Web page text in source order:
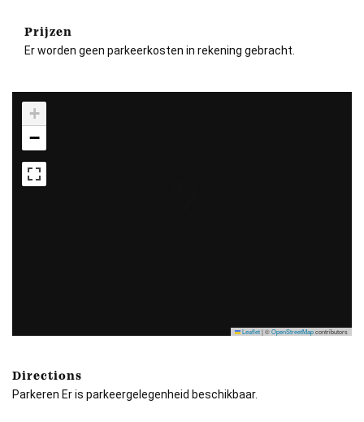
Prijzen
Er worden geen parkeerkosten in rekening gebracht.
+
−
Leaflet|©OpenStreetMapcontributors
Directions
Parkeren Er is parkeergelegenheid beschikbaar.